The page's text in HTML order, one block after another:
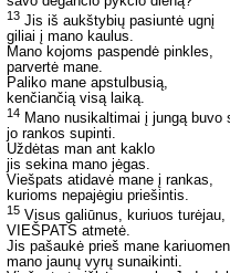
13 Jis iš aukštybių pasiuntė ugnį
giliai į mano kaulus.
Mano kojoms paspendė pinkles,
parvertė mane.
Paliko mane apstulbusią,
kenčiančią visą laiką.
14 Mano nusikaltimai į jungą buvo
jo rankos supinti.
Uždėtas man ant kaklo
jis sekina mano jėgas.
Viešpats atidavė mane į rankas,
kurioms nepajėgiu priešintis.
15 Visus galiūnus, kuriuos turėjau,
VIEŠPATS atmetė.
Jis pašaukė prieš mane
mano jaunų vyrų sunaikinti.